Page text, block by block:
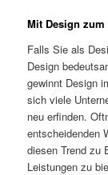
Mit Design
Falls Sie als
Design
gewinnt Design
sich viele
neu erfinden.
entscheidenden
diesen Trend zu
Leistungen zu